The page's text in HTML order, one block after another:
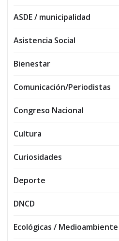
ASDE / municipalidad
Asistencia Social
Bienestar
Comunicación/Periodistas
Congreso Nacional
Cultura
Curiosidades
Deporte
DNCD
Ecológicas / Medioambiente